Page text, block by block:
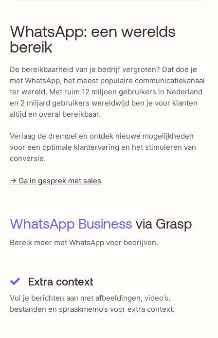
WhatsApp: een werelds
bereik
De bereikbaarheid van je bedrijf vergroten? Dat doe je
met WhatsApp, het meest populaire communicatiekanaal
ter wereld. Met ruim 12 miljoen gebruikers in Nederland
en 2 miljard gebruikers wereldwijd ben je voor klanten
altijd en overal bereikbaar.
Verlaag de drempel en ontdek nieuwe mogelijkheden
voor een optimale klantervaring en het stimuleren van
conversie.
-> Ga in gesprek met sales
WhatsApp Business via Grasp
Bereik meer met WhatsApp voor bedrijven.
Extra context
Vul je berichten aan met afbeeldingen, video’s,
bestanden en spraakmemo’s voor extra context.